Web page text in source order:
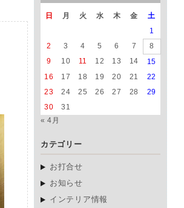
日 月 火 水 木 金
土
1
2
3 4 5 6 7
8
9
10 11 12 13 14
15
16
17 18 19 20 21
22
23
24 25 26 27 28
29
30
31
« 4月
カテゴリー
お打合せ
お知らせ
インテリア情報